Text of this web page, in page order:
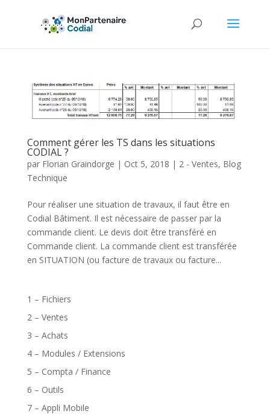
Comment gérer les TS dans les situations
CODIAL ?
par Florian Graindorge | Oct 5, 2018 | 2 - Ventes, Blog
Technique
Pour réaliser une situation de travaux, il faut être en
Codial Bâtiment. Il est nécessaire de passer par la
commande client. Le devis doit être transféré en
Commande client. La commande client est transférée
en SITUATION (ou facture de travaux ou facture...
1 – Fichiers
2 – Ventes
3 – Achats
4 – Modules / Extensions
5 – Compta / Finance
6 – Outils
7 – Appli Mobile